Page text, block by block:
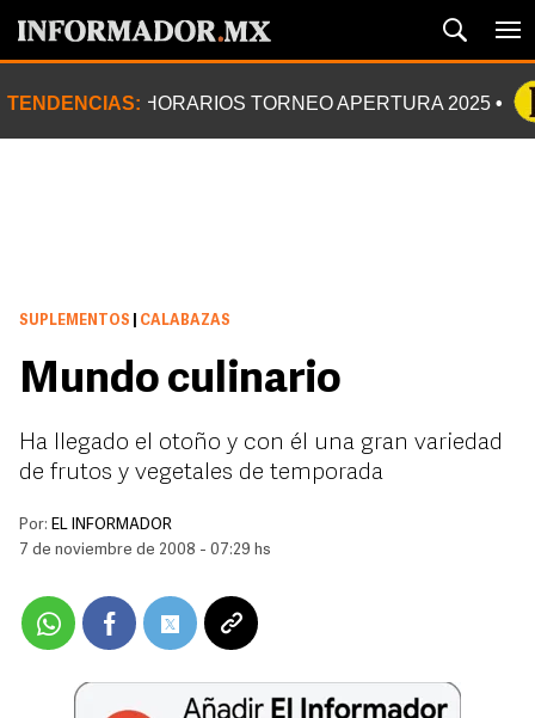
TENDENCIAS: HORARIOS TORNEO APERTURA 2025
SUPLEMENTOS CALABAZAS
Mundo culinario
Ha llegado el otoño y con él una gran variedad
de frutos y vegetales de temporada
Por: EL INFORMADOR
7 de noviembre de 2008 - 07:29 hs